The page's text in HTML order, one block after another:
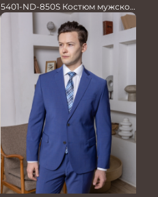
5401-ND-850S Костюм мужской
двойка